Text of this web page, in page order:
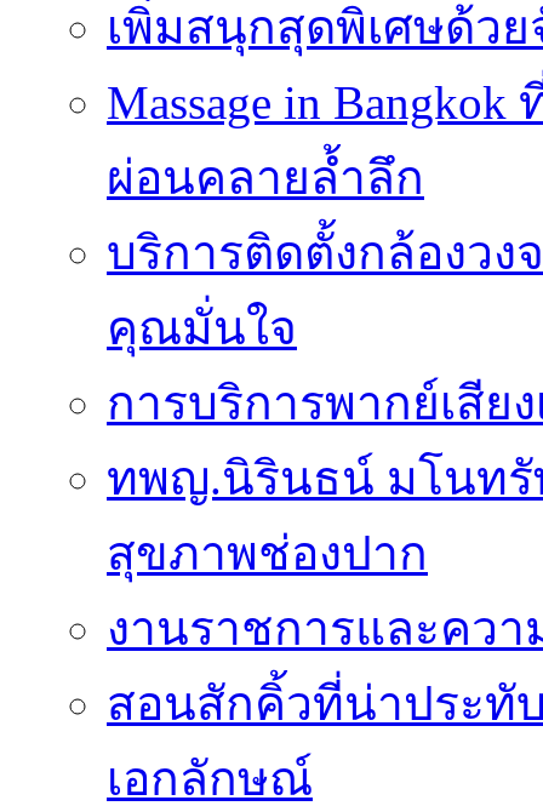
เพิ่มสนุกสุดพิเศษด้ว
Massage in
ผ่อนคลายล้ำลึก
บริการติดตั้งกล้องว
คุณมั่นใจ
การบริการพากย์เสีย
ทพญ.นิรินธน์ มโนทรั
สุขภาพช่องปาก
งานราชการและคว
สอนสักคิ้วที่น่าประทั
เอกลักษณ์